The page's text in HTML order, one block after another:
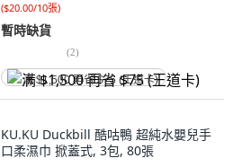
($20.00/10張)
暫時缺貨
(2)
满 $1,500 再省 $75 (王道卡)
KU.KU Duckbill 酷咕鴨 超純水嬰兒手
口柔濕巾 掀蓋式, 3包, 80張